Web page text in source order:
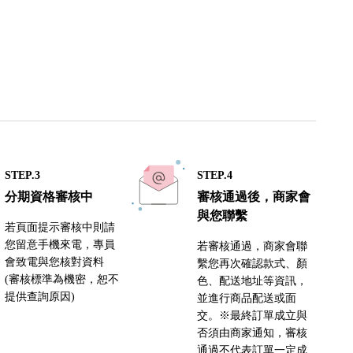
STEP.3
分期資格審核中
若頁面提示審核中則請
您留意手機來電，專員
會致電與您核對資料
(審核標準為機密，恕不
提供查詢原因)
STEP.4
審核通過後，商家會
與您聯繫
若審核通過，商家會聯
繫您再次確認款式、顏
色、配送地址等資訊，
並進行商品配送或面
交。※最終訂單成立與
否須由商家通知，審核
通過不代表訂單一定成